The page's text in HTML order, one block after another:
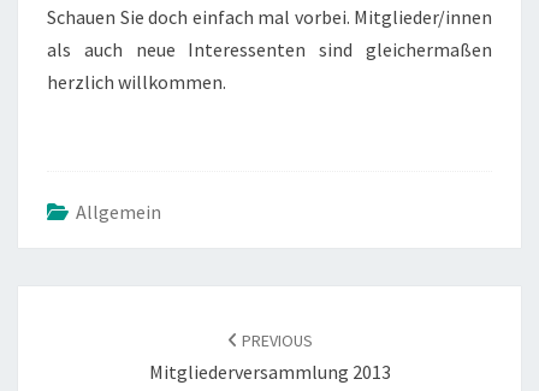
Schauen Sie doch einfach mal vorbei. Mitglieder/innen
als auch neue Interessenten sind gleichermaßen
herzlich willkommen.
Allgemein
PREVIOUS
Mitgliederversammlung 2013